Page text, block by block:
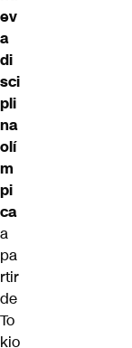
ev
a
di
sci
pli
na
olí
m
pi
ca
a
pa
rtir
de
To
kio